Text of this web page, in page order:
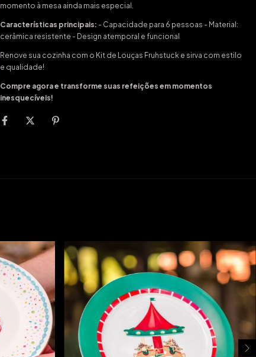
momento à mesa ainda mais especial.
Características principais: - Capacidade para 6 pessoas - Material:
cerâmica resistente - Design atemporal e funcional
Renove sua cozinha com o Kit de Louças Fruhstuck e sirva com estilo
e qualidade!
Compre agora e transforme suas refeições em momentos
inesquecíveis!